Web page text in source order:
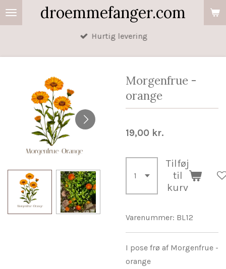
Spring
til
droemmefanger.com
Hurtig levering
Morgenfrue -
orange
19,00 kr.
Tilføj
til
kurv
Varenummer: BL12
I pose frø af Morgenfrue -
orange